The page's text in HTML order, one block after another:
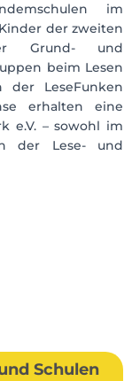
im
der zweiten
Grund- und
beim Lesen
der LeseFunken
erhalten eine
e.V. – sowohl im
der Lese- und
Schulen